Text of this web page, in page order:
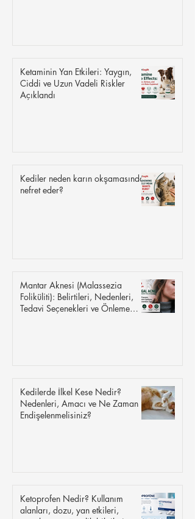
Ketaminin Yan Etkileri: Yaygın,
Ciddi ve Uzun Vadeli Riskler
Açıklandı
Kediler neden karın okşamasından
nefret eder?
Mantar Aknesi (Malassezia
Foliküliti): Belirtileri, Nedenleri,
Tedavi Seçenekleri ve Önleme
Kedilerde İlkel Kese Nedir?
Nedenleri, Amacı ve Ne Zaman
Endişelenmelisiniz?
Ketoprofen Nedir? Kullanım
alanları, dozu, yan etkileri,